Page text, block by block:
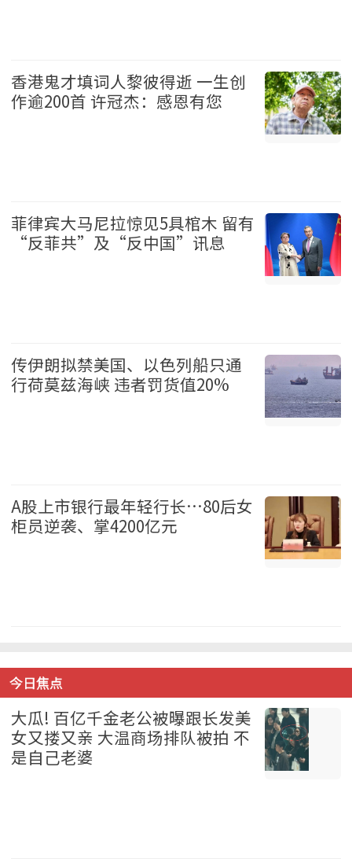
香港鬼才填词人黎彼得逝 一生创
作逾200首 许冠杰：感恩有您
菲律宾大马尼拉惊见5具棺木 留有
“反菲共”及“反中国”讯息
传伊朗拟禁美国、以色列船只通
行荷莫兹海峡 违者罚货值20%
A股上市银行最年轻行长…80后女
柜员逆袭、掌4200亿元
今日焦点
大瓜! 百亿千金老公被曝跟长发美
女又搂又亲 大温商场排队被拍 不
是自己老婆